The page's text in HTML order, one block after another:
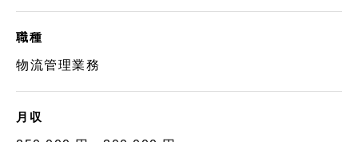
職種
物流管理業務
月収